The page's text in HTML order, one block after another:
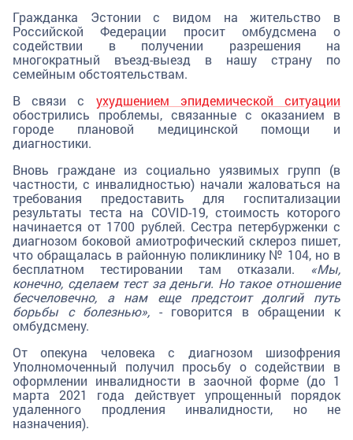
Гражданка Эстонии с видом на жительство в
Российской Федерации просит омбудсмена о
содействии в получении разрешения на
многократный въезд-выезд в нашу страну по
семейным обстоятельствам.
В связи с ухудшением эпидемической ситуации
обострились проблемы, связанные с оказанием в
городе плановой медицинской помощи и
диагностики.
Вновь граждане из социально уязвимых групп (в
частности, с инвалидностью) начали жаловаться на
требования предоставить для госпитализации
результаты теста на COVID-19, стоимость которого
начинается от 1700 рублей. Сестра петербурженки с
диагнозом боковой амиотрофический склероз пишет,
что обращалась в районную поликлинику № 104, но в
бесплатном тестировании там отказали. «Мы,
конечно, сделаем тест за деньги. Но такое отношение
бесчеловечно, а нам еще предстоит долгий путь
борьбы с болезнью», - говорится в обращении к
омбудсмену.
От опекуна человека с диагнозом шизофрения
Уполномоченный получил просьбу о содействии в
оформлении инвалидности в заочной форме (до 1
марта 2021 года действует упрощенный порядок
удаленного продления инвалидности, но не
назначения).